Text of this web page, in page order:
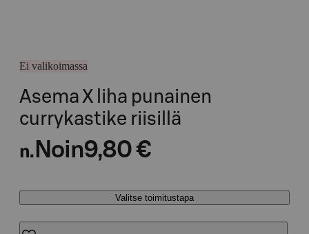
Ei valikoimassa
Asema X liha punainen
currykastike riisillä
n. Noin9,80 €
Valitse toimitustapa